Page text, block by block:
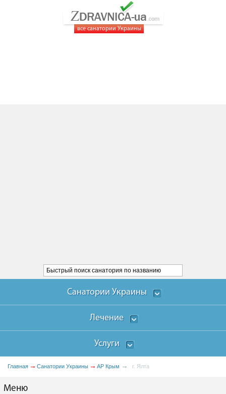
все санатории Украины
Санатории Украины
Лечение
Услуги
Главная Санатории Украины АР Крым г. Ялта
Меню